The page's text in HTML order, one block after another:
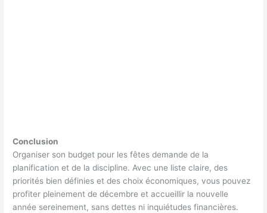
Conclusion
Organiser son budget pour les fêtes demande de la
planification et de la discipline. Avec une liste claire, des
priorités bien définies et des choix économiques, vous pouvez
profiter pleinement de décembre et accueillir la nouvelle
année sereinement, sans dettes ni inquiétudes financières.